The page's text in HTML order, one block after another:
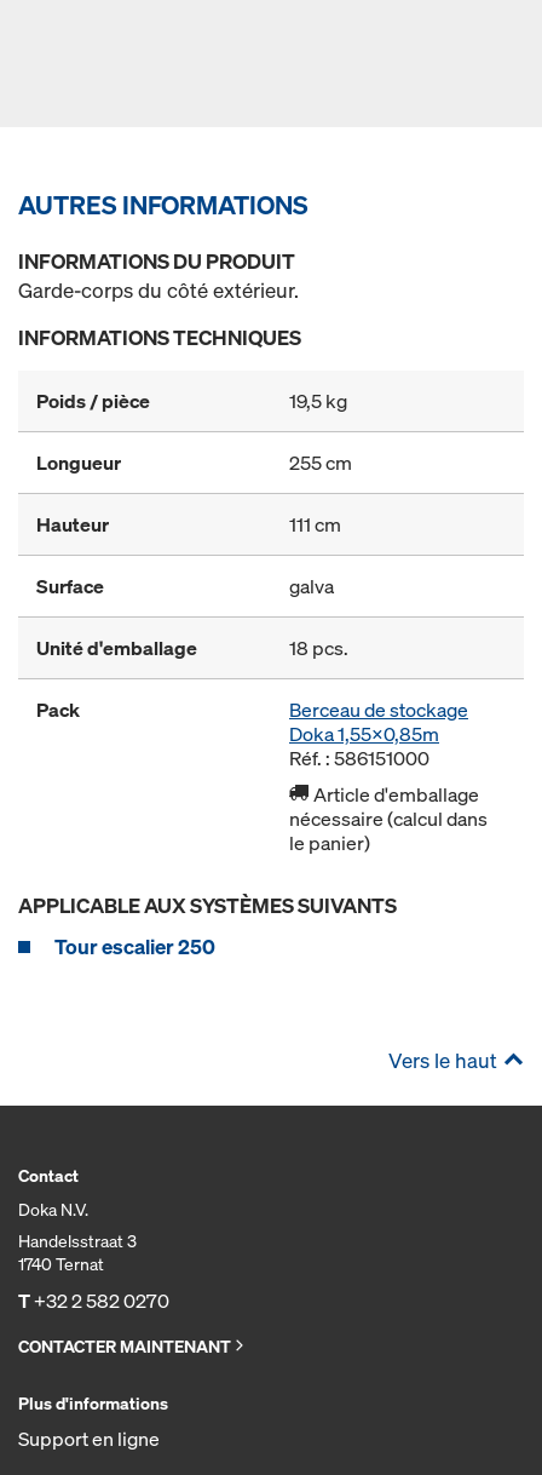
AUTRES INFORMATIONS
INFORMATIONS DU PRODUIT
Garde-corps du côté extérieur.
INFORMATIONS TECHNIQUES
Poids / pièce 19,5 kg
Longueur 255 cm
Hauteur 111 cm
Surface galva
Unité d'emballage 18 pcs.
Pack
Berceau de stockage
Doka 1,55x0,85m
Réf. : 586151000
Article d'emballage
nécessaire (calcul dans
le panier)
APPLICABLE AUX SYSTÈMES SUIVANTS
Tour escalier 250
Vers le haut
Contact
Doka N.V.
Handelsstraat 3
1740 Ternat
T+32 2 582 0270
CONTACTER MAINTENANT
Plus d'informations
Support en ligne